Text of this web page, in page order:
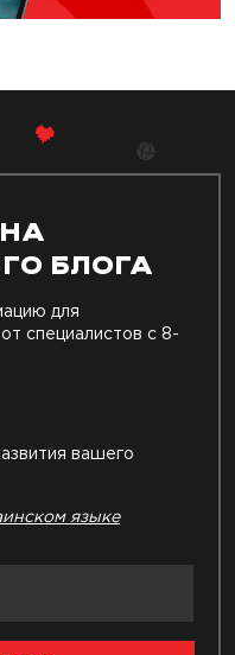
БЛОГА
для
специалистов с 8-
вашего
языке